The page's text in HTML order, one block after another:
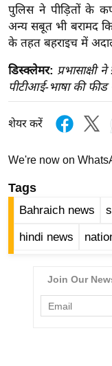
ऑ
टो
व
र्ल्ड
न्यू
ज
ब्री
म
रं
ज
न
पुलिस ने पीड़ितों के
अन्य सबूत भी बरामद
के तहत बहराइच में
डिस्क्लेमर:
पीटीआई-भाषा की फीड
शेयर करें
We're now on
Tags
Bahraich news
hindi news